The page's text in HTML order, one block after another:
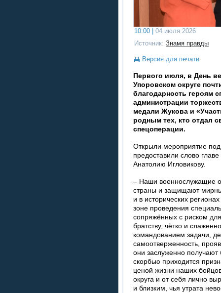
10:00 |
04 июля 2026
Источник: Знамя правды
Версия для печати
Первого июля, в День
Упоровском округе
благодарность героям
администрации
медали Жукова и
родным тех, кто отдал
спецоперации.
Открыли мероприятие
предоставили слово
Анатолию Игловикову.
– Наши военнослужащие
страны и защищают
и в исторических
зоне проведения
сопряжённых с риском
братству, чётко и
командованием задачи,
самоотверженность,
они заслуженно получают
скорбью приходится
ценой жизни наших
округа и от себя лично
и близким, чья утрата